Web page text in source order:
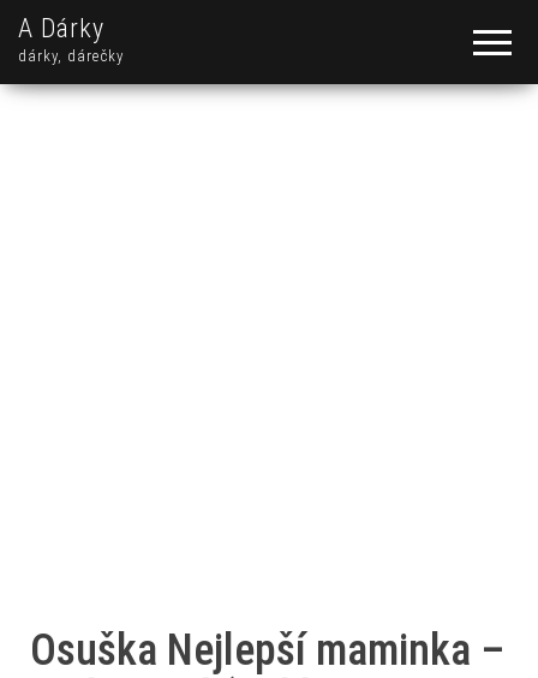
A Dárky
dárky, dárečky
Osuška Nejlepší maminka –